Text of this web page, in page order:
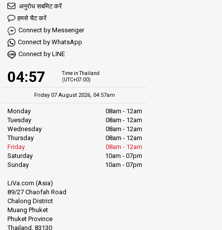
अनुरोध सबमिट करें
हमसे चैट करें
Connect by Messenger
Connect by WhatsApp
Connect by LINE
04:57
Time in Thailand
(UTC+07:00)
Friday 07 August 2026, 04:57am
Monday
08am - 12am
Tuesday
08am - 12am
Wednesday
08am - 12am
Thursday
08am - 12am
Friday
08am - 12am
Saturday
10am - 07pm
Sunday
10am - 07pm
LiVa.com (Asia)
89/27 Chaofah Road
Chalong District
Muang Phuket
Phuket Province
Thailand, 83130